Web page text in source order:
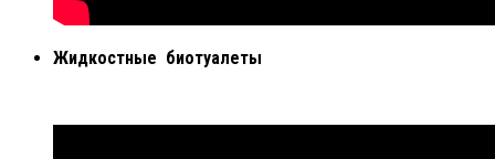
Жидкостные биотуалеты